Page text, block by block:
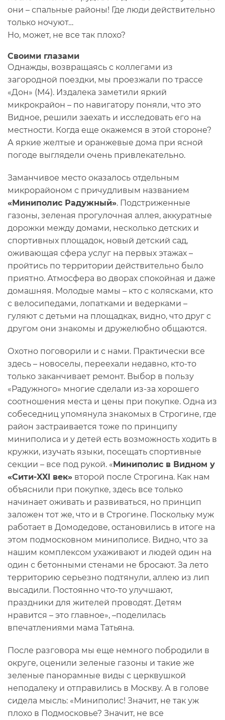
они – спальные районы! Где люди действительно
только ночуют…
Но, может, не все так плохо?
Своими глазами
Однажды, возвращаясь с коллегами из
загородной поездки, мы проезжали по трассе
«Дон» (М4). Издалека заметили яркий
микрокрайон – по навигатору поняли, что это
Видное, решили заехать и исследовать его на
местности. Когда еще окажемся в этой стороне?
А яркие желтые и оранжевые дома при ясной
погоде выглядели очень привлекательно.
Заманчивое место оказалось отдельным
микрорайоном с причудливым названием
«Миниполис Радужный». Подстриженные
газоны, зеленая прогулочная аллея, аккуратные
дорожки между домами, несколько детских и
спортивных площадок, новый детский сад,
оживающая сфера услуг на первых этажах –
пройтись по территории действительно было
приятно. Атмосфера во дворах спокойная и даже
домашняя. Молодые мамы – кто с колясками, кто
с велосипедами, лопатками и ведерками –
гуляют с детьми на площадках, видно, что друг с
другом они знакомы и дружелюбно общаются.
Охотно поговорили и с нами. Практически все
здесь – новоселы, переехали недавно, кто-то
только заканчивает ремонт. Выбор в пользу
«Радужного» многие сделали из-за хорошего
соотношения места и цены при покупке. Одна из
собеседниц упомянула знакомых в Строгине, где
район застраивается тоже по принципу
миниполиса и у детей есть возможность ходить в
кружки, изучать языки, посещать спортивные
секции – все под рукой. «Миниполис в Видном у
«Сити-XXI век» второй после Строгина. Как нам
объяснили при покупке, здесь все только
начинает оживать и развиваться, но принцип
заложен тот же, что и в Строгине. Поскольку муж
работает в Домодедове, остановились в итоге на
этом подмосковном миниполисе. Видно, что за
нашим комплексом ухаживают и людей один на
один с бетонными стенами не бросают. За лето
территорию серьезно подтянули, аллею из лип
высадили. Постоянно что-то улучшают,
праздники для жителей проводят. Детям
нравится – это главное», –поделилась
впечатлениями мама Татьяна.
После разговора мы еще немного побродили в
округе, оценили зеленые газоны и такие же
зеленые панорамные виды с церквушкой
неподалеку и отправились в Москву. А в голове
сидела мысль: «Миниполис! Значит, не так уж
плохо в Подмосковье? Значит, не все